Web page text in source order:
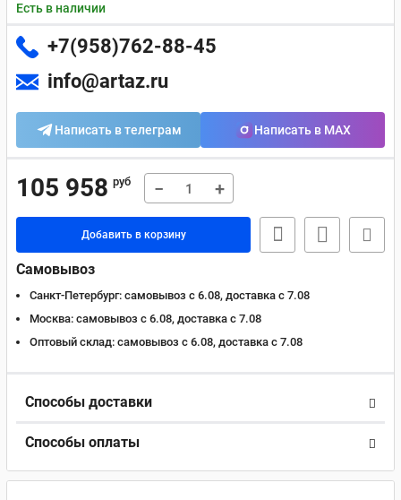
Есть в наличии
+7(958)762-88-45
info@artaz.ru
Написать в телеграм Написать в MAX
105 958 руб − +
Добавить в корзину
Самовывоз
Санкт-Петербург: самовывоз с 6.08, доставка c 7.08
Москва: самовывоз с 6.08, доставка c 7.08
Оптовый склад: самовывоз с 6.08, доставка c 7.08
Способы доставки
Способы оплаты